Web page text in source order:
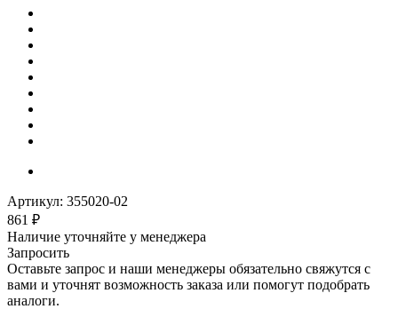
Артикул: 355020-02
861 ₽
Наличие уточняйте у менеджера
Запросить
Оставьте запрос и наши менеджеры обязательно свяжутся с
вами и уточнят возможность заказа или помогут подобрать
аналоги.